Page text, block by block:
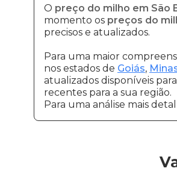
O preço do milho em São
momento os preços do
precisos e atualizados.
Para uma maior
nos estados de Goiás,
atualizados disponíveis
recentes para a sua região.
Para uma análise mais